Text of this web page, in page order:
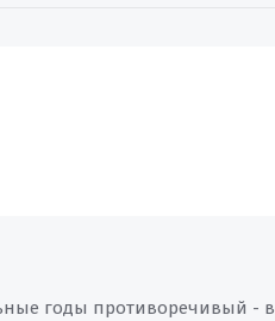
годы противоречивый -